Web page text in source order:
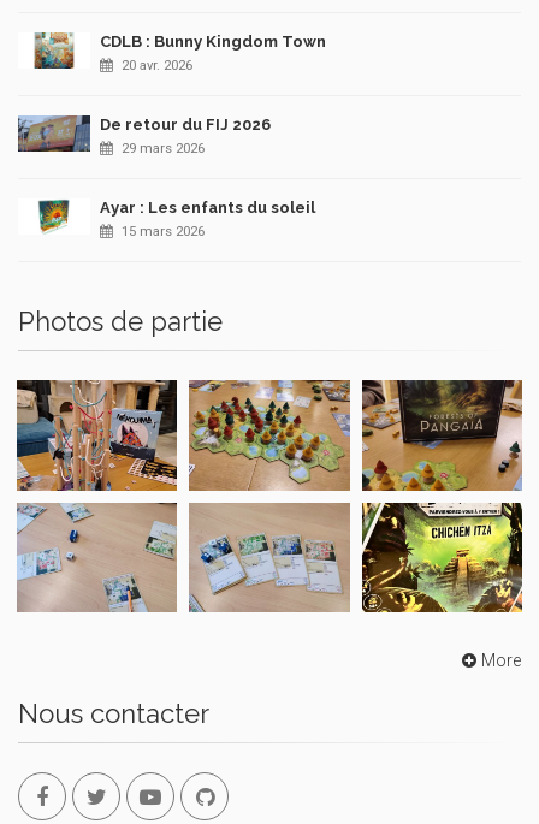
CDLB : Bunny Kingdom Town
20 avr. 2026
De retour du FIJ 2026
29 mars 2026
Ayar : Les enfants du soleil
15 mars 2026
Photos de partie
More
Nous contacter